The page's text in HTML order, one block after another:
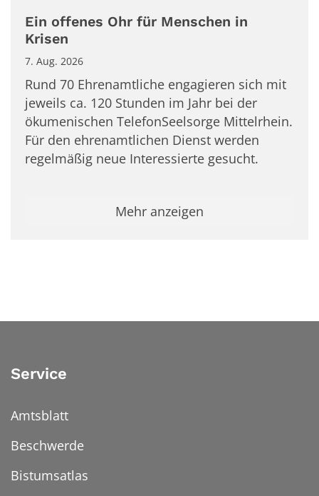
Ein offenes Ohr für Menschen in
Krisen
7. Aug. 2026
Rund 70 Ehrenamtliche engagieren sich mit
jeweils ca. 120 Stunden im Jahr bei der
ökumenischen TelefonSeelsorge Mittelrhein.
Für den ehrenamtlichen Dienst werden
regelmäßig neue Interessierte gesucht.
Mehr anzeigen
Service
Amtsblatt
Beschwerde
Bistumsatlas